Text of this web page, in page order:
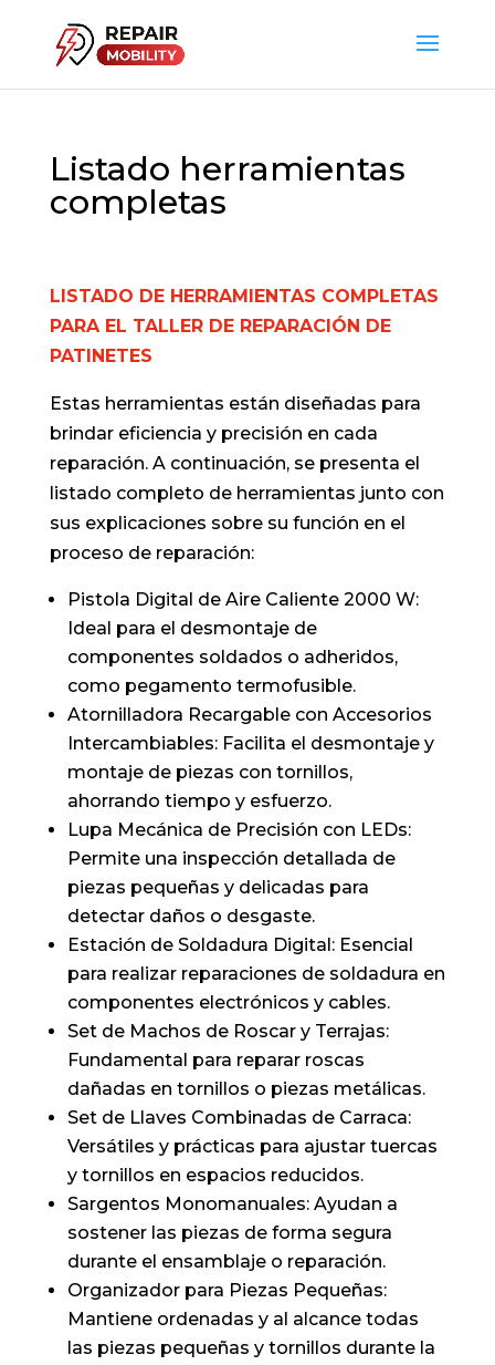
Listado herramientas
completas
LISTADO DE HERRAMIENTAS COMPLETAS
PARA EL TALLER DE REPARACIÓN DE
PATINETES
Estas herramientas están diseñadas para
brindar eficiencia y precisión en cada
reparación. A continuación, se presenta el
listado completo de herramientas junto con
sus explicaciones sobre su función en el
proceso de reparación:
Pistola Digital de Aire Caliente 2000 W:
Ideal para el desmontaje de
componentes soldados o adheridos,
como pegamento termofusible.
Atornilladora Recargable con Accesorios
Intercambiables: Facilita el desmontaje y
montaje de piezas con tornillos,
ahorrando tiempo y esfuerzo.
Lupa Mecánica de Precisión con LEDs:
Permite una inspección detallada de
piezas pequeñas y delicadas para
detectar daños o desgaste.
Estación de Soldadura Digital: Esencial
para realizar reparaciones de soldadura en
componentes electrónicos y cables.
Set de Machos de Roscar y Terrajas:
Fundamental para reparar roscas
dañadas en tornillos o piezas metálicas.
Set de Llaves Combinadas de Carraca:
Versátiles y prácticas para ajustar tuercas
y tornillos en espacios reducidos.
Sargentos Monomanuales: Ayudan a
sostener las piezas de forma segura
durante el ensamblaje o reparación.
Organizador para Piezas Pequeñas:
Mantiene ordenadas y al alcance todas
las piezas pequeñas y tornillos durante la